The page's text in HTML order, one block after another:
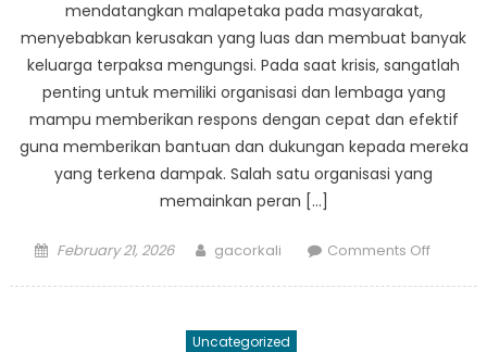
mendatangkan malapetaka pada masyarakat,
menyebabkan kerusakan yang luas dan membuat banyak
keluarga terpaksa mengungsi. Pada saat krisis, sangatlah
penting untuk memiliki organisasi dan lembaga yang
mampu memberikan respons dengan cepat dan efektif
guna memberikan bantuan dan dukungan kepada mereka
yang terkena dampak. Salah satu organisasi yang
memainkan peran […]
Posted
February 21, 2026 Author
gacorkali Comments Offon
Uncategorized